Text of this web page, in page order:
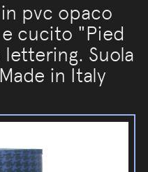
pvc opaco
cucito "Pied
Suola
in Italy